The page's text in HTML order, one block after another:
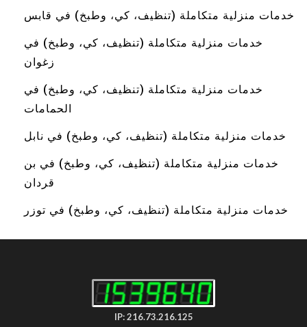
خدمات منزلية متكاملة (تنظيف، كي، وطبخ) في قابس
خدمات منزلية متكاملة (تنظيف، كي، وطبخ) في
زغوان
خدمات منزلية متكاملة (تنظيف، كي، وطبخ) في
الحمامات
خدمات منزلية متكاملة (تنظيف، كي، وطبخ) في نابل
خدمات منزلية متكاملة (تنظيف، كي، وطبخ) في بن
قردان
خدمات منزلية متكاملة (تنظيف، كي، وطبخ) في توزر
IP: 216.73.216.125